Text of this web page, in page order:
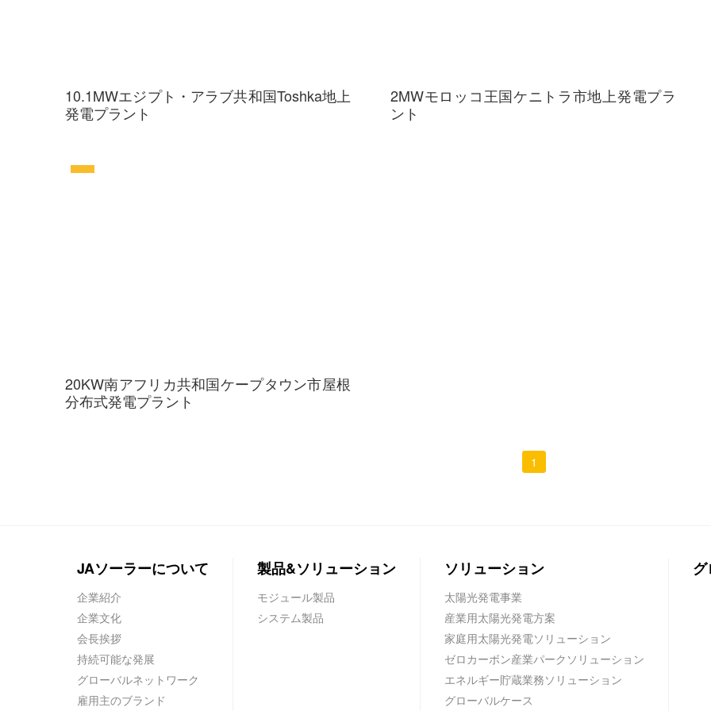
10.1MWエジプト・アラブ共和国Toshka地上
発電プラント
2MWモロッコ王国ケニトラ市地上発電プラ
ント
20KW南アフリカ共和国ケープタウン市屋根
分布式発電プラント
1
JAソーラーについて
企業紹介
企業文化
会長挨拶
持続可能な発展
グローバルネットワーク
雇用主のブランド
製品&ソリューション
モジュール製品
システム製品
ソリューション
太陽光発電事業
産業用太陽光発電方案
家庭用太陽光発電ソリューション
ゼロカーボン産業パークソリューション
エネルギー貯蔵業務ソリューション
グローバルケース